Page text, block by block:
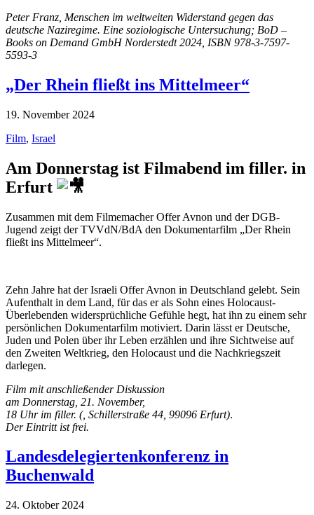
Peter Franz, Menschen im weltweiten Widerstand gegen das
deutsche Naziregime. Eine soziologische Untersuchung; BoD –
Books on Demand GmbH Norderstedt 2024, ISBN 978-3-7597-
5593-3
„Der Rhein fließt ins Mittelmeer“
19. November 2024
Film, Israel
Am Donnerstag ist Filmabend im filler. in
Erfurt
Zusammen mit dem Filmemacher Offer Avnon und der DGB-
Jugend zeigt der TVVdN/BdA den Dokumentarfilm „Der Rhein
fließt ins Mittelmeer“.
Zehn Jahre hat der Israeli Offer Avnon in Deutschland gelebt. Sein
Aufenthalt in dem Land, für das er als Sohn eines Holocaust-
Überlebenden widersprüchliche Gefühle hegt, hat ihn zu einem sehr
persönlichen Dokumentarfilm motiviert. Darin lässt er Deutsche,
Juden und Polen über ihr Leben erzählen und ihre Sichtweise auf
den Zweiten Weltkrieg, den Holocaust und die Nachkriegszeit
darlegen.
Film mit anschließender Diskussion
am Donnerstag, 21. November,
18 Uhr im filler. (, Schillerstraße 44, 99096 Erfurt).
Der Eintritt ist frei.
Landesdelegiertenkonferenz in
Buchenwald
24. Oktober 2024